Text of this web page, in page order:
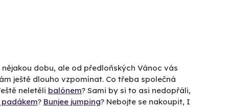
dobu, ale od předloňských Vánoc vás
ještě dlouho vzpomínat. Co třeba společná
neletěli balónem? Sami by si to asi nedopřáli,
padákem? Bunjee jumping? Nebojte se nakoupit, I